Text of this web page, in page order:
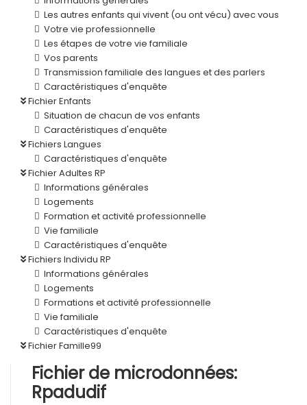
Les autres enfants qui vivent (ou ont vécu) avec vous
Votre vie professionnelle
Les étapes de votre vie familiale
Vos parents
Transmission familiale des langues et des parlers
Caractéristiques d'enquête
Fichier Enfants
Situation de chacun de vos enfants
Caractéristiques d'enquête
Fichiers Langues
Caractéristiques d'enquête
Fichier Adultes RP
Informations générales
Logements
Formation et activité professionnelle
Vie familiale
Caractéristiques d'enquête
Fichiers Individu RP
Informations générales
Logements
Formations et activité professionnelle
Vie familiale
Caractéristiques d'enquête
Fichier Famille99
Fichier de microdonnées:
Rpadudif